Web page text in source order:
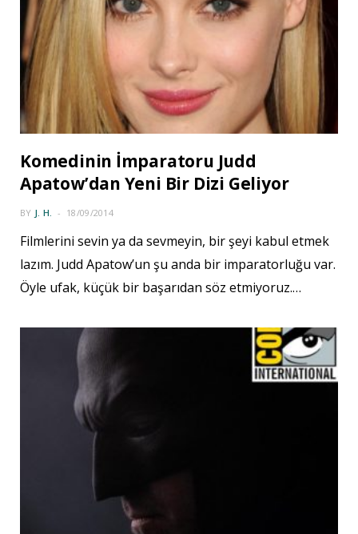
Komedinin İmparatoru Judd
Apatow’dan Yeni Bir Dizi Geliyor
BY J. H. 18/09/2014
Filmlerini sevin ya da sevmeyin, bir şeyi kabul etmek
lazım. Judd Apatow’un şu anda bir imparatorluğu var.
Öyle ufak, küçük bir başarıdan söz etmiyoruz.…